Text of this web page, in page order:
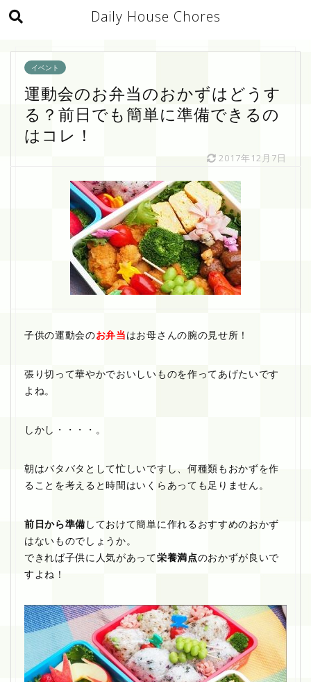
Daily House Chores
イベント
運動会のお弁当のおかずはどうす
る？前日でも簡単に準備できるの
はコレ！
2017年12月7日
子供の運動会のお弁当はお母さんの腕の見せ所！
張り切って華やかでおいしいものを作ってあげたいです
よね。
しかし・・・・。
朝はバタバタとして忙しいですし、何種類もおかずを作
ることを考えると時間はいくらあっても足りません。
前日から準備 しておけて簡単に作れるおすすめのおかず
はないものでしょうか。
できれば子供に人気があって栄養満点のおかずが良いで
すよね！